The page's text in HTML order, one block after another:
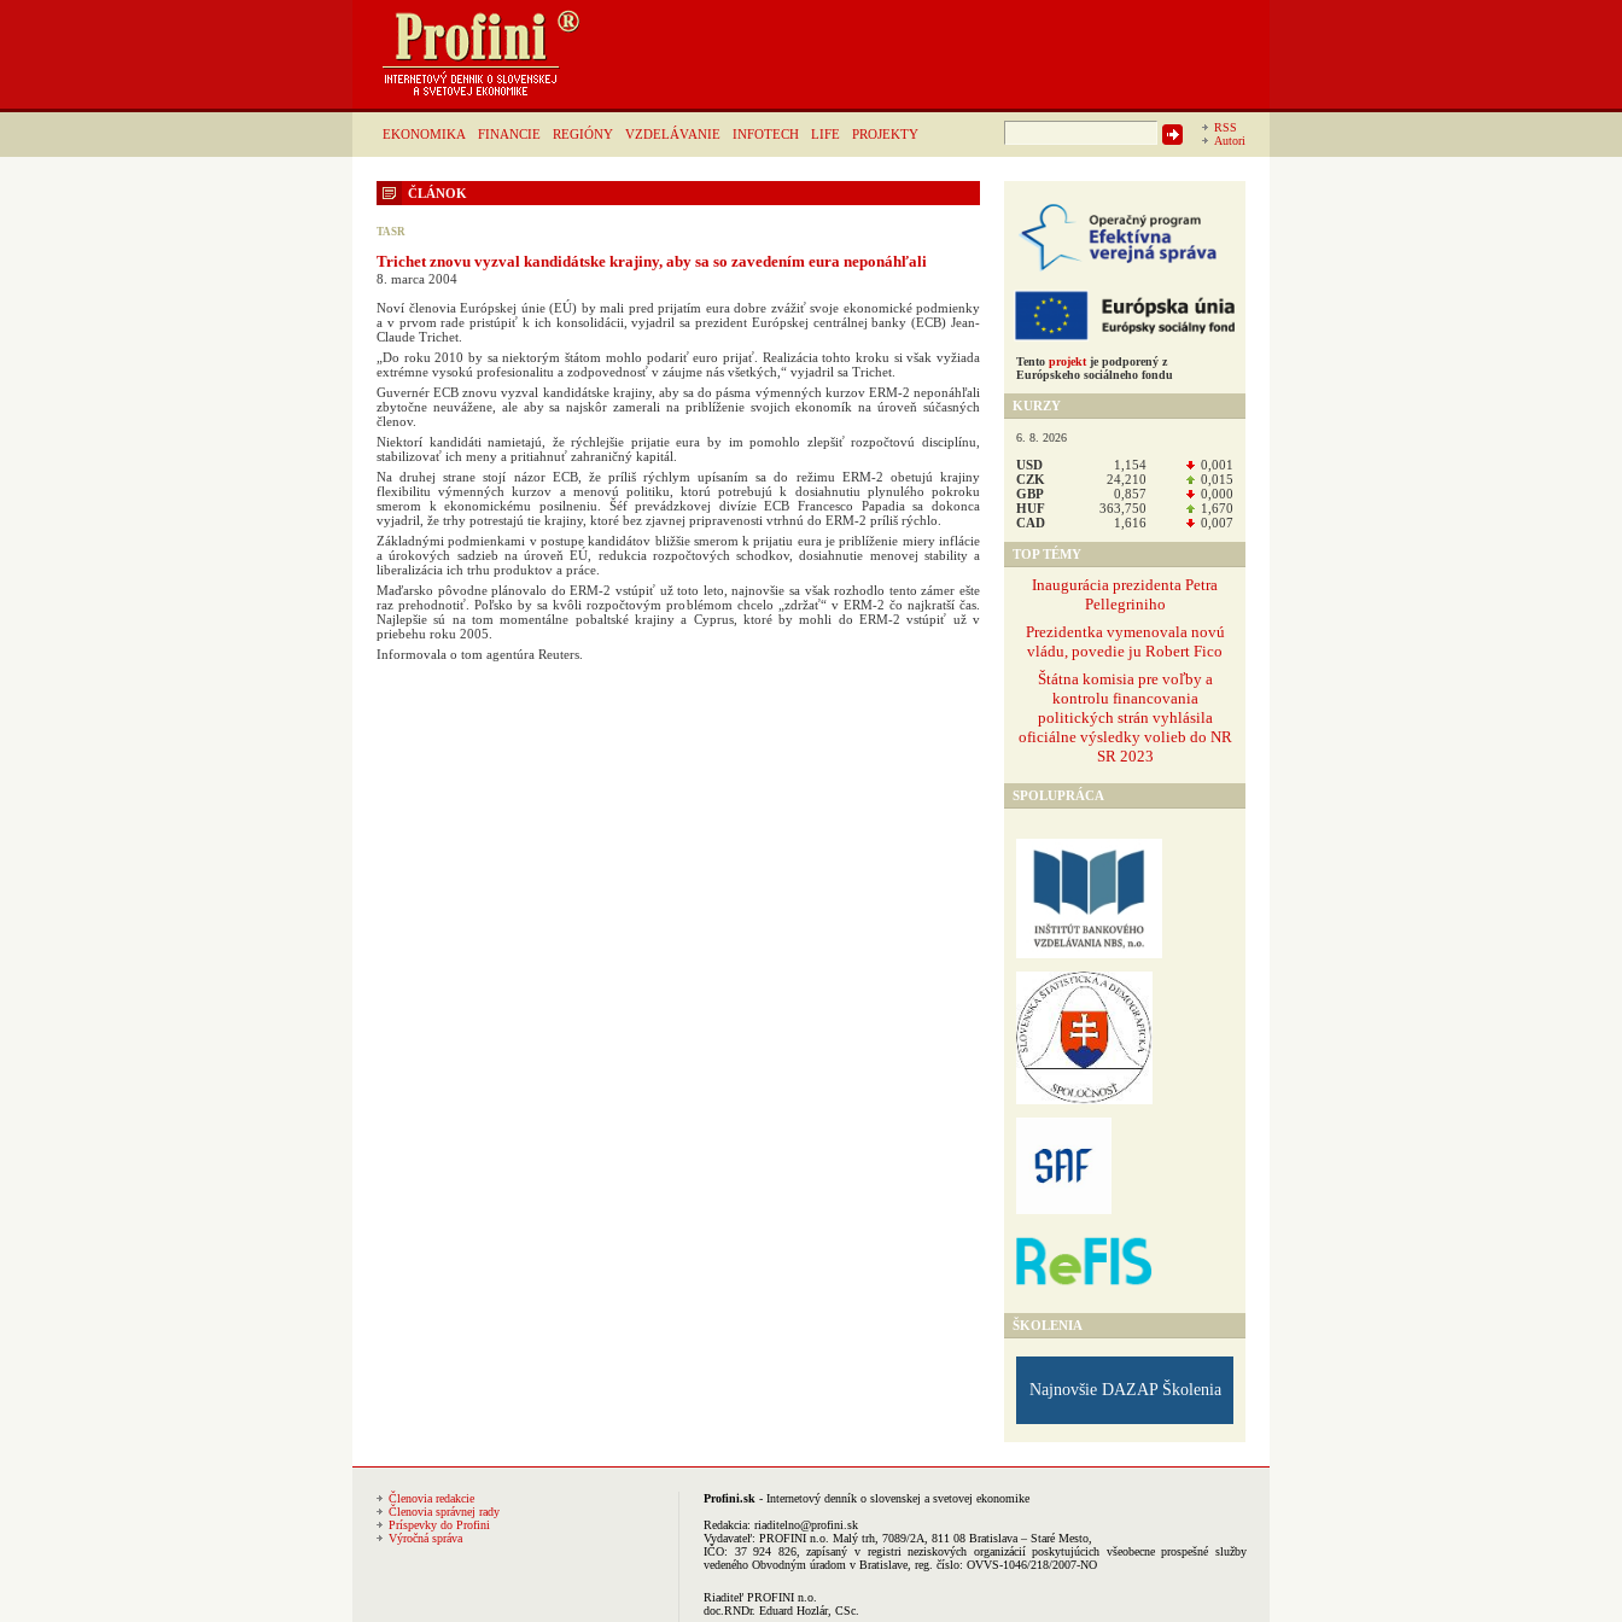
EKONOMIKA FINANCIE REGIÓNY VZDELÁVANIE INFOTECH LIFE PROJEKTY
RSS
Autori
Hľadať:
ČLÁNOK
TASR
Trichet znovu vyzval kandidátske krajiny, aby sa so zavedením eura neponáhľali
8. marca 2004
Noví členovia Európskej únie (EÚ) by mali pred prijatím eura dobre zvážiť svoje ekonomické podmienky
a v prvom rade pristúpiť k ich konsolidácii, vyjadril sa prezident Európskej centrálnej banky (ECB) Jean-
Claude Trichet.
„Do roku 2010 by sa niektorým štátom mohlo podariť euro prijať. Realizácia tohto kroku si však vyžiada
extrémne vysokú profesionalitu a zodpovednosť v záujme nás všetkých,“ vyjadril sa Trichet.
Guvernér ECB znovu vyzval kandidátske krajiny, aby sa do pásma výmenných kurzov ERM-2 neponáhľali
zbytočne neuvážene, ale aby sa najskôr zamerali na priblíženie svojich ekonomík na úroveň súčasných
členov.
Niektorí kandidáti namietajú, že rýchlejšie prijatie eura by im pomohlo zlepšiť rozpočtovú disciplínu,
stabilizovať ich meny a pritiahnuť zahraničný kapitál.
Na druhej strane stojí názor ECB, že príliš rýchlym upísaním sa do režimu ERM-2 obetujú krajiny
flexibilitu výmenných kurzov a menovú politiku, ktorú potrebujú k dosiahnutiu plynulého pokroku
smerom k ekonomickému posilneniu. Šéf prevádzkovej divízie ECB Francesco Papadia sa dokonca
vyjadril, že trhy potrestajú tie krajiny, ktoré bez zjavnej pripravenosti vtrhnú do ERM-2 príliš rýchlo.
Základnými podmienkami v postupe kandidátov bližšie smerom k prijatiu eura je priblíženie miery inflácie
a úrokových sadzieb na úroveň EÚ, redukcia rozpočtových schodkov, dosiahnutie menovej stability a
liberalizácia ich trhu produktov a práce.
Maďarsko pôvodne plánovalo do ERM-2 vstúpiť už toto leto, najnovšie sa však rozhodlo tento zámer ešte
raz prehodnotiť. Poľsko by sa kvôli rozpočtovým problémom chcelo „zdržať“ v ERM-2 čo najkratší čas.
Najlepšie sú na tom momentálne pobaltské krajiny a Cyprus, ktoré by mohli do ERM-2 vstúpiť už v
priebehu roku 2005.
Informovala o tom agentúra Reuters.
Tento projekt je podporený z
Európskeho sociálneho fondu
KURZY
6. 8. 2026
USD 1,154
0,001
CZK
24,210
0,015
GBP
0,857
0,000
HUF
363,750
1,670
CAD
1,616 0,007
TOP TÉMY
Inaugurácia prezidenta Petra
Pellegriniho
Prezidentka vymenovala novú
vládu, povedie ju Robert Fico
Štátna komisia pre voľby a
kontrolu financovania
politických strán vyhlásila
oficiálne výsledky volieb do NR
SR 2023
SPOLUPRÁCA
ŠKOLENIA
Najnovšie DAZAP Školenia
Členovia redakcie
Členovia správnej rady
Príspevky do Profini
Výročná správa
Profini.sk - Internetový denník o slovenskej a svetovej ekonomike
Redakcia: riaditelno@profini.sk
Vydavateľ: PROFINI n.o. Malý trh, 7089/2A, 811 08 Bratislava – Staré Mesto,
IČO: 37 924 826, zapísaný v registri neziskových organizácií poskytujúcich všeobecne prospešné služby
vedeného Obvodným úradom v Bratislave, reg. číslo: OVVS-1046/218/2007-NO
Riaditeľ PROFINI n.o.
doc.RNDr. Eduard Hozlár, CSc.